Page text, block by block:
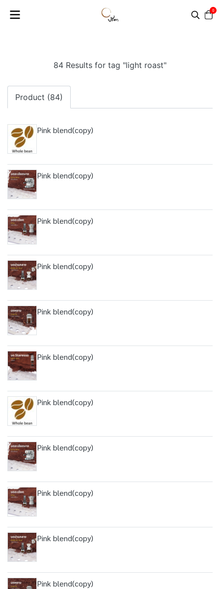
0
84 Results for tag "light roast"
Product (84)
Pink blend(copy)
Pink blend(copy)
Pink blend(copy)
Pink blend(copy)
Pink blend(copy)
Pink blend(copy)
Pink blend(copy)
Pink blend(copy)
Pink blend(copy)
Pink blend(copy)
Pink blend(copy)